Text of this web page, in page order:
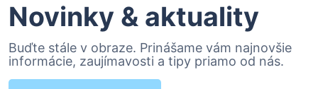
Novinky & aktuality
Buďte stále v obraze. Prinášame vám najnovšie
informácie, zaujímavosti a tipy priamo od nás.